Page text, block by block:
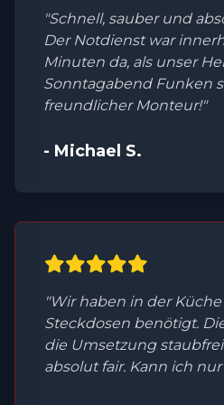
"Schnell, sauber und
Der Notdienst war
Minuten da, als unser
Sonntagabend Funken
freundlicher Monteur!"
- Michael S.
"Wir haben in der
Steckdosen benötigt.
die Umsetzung
absolut fair. Kann ich